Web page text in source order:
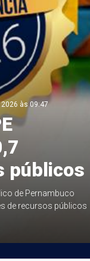
às 09:47
públicos
de Pernambuco
de recursos públicos